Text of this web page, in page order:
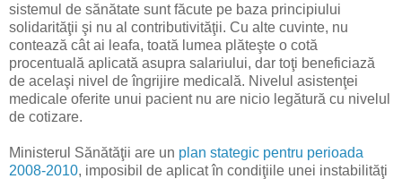
sistemul de sănătate sunt făcute pe baza principiului
solidarităţii şi nu al contributivităţii. Cu alte cuvinte, nu
contează cât ai leafa, toată lumea plăteşte o cotă
procentuală aplicată asupra salariului, dar toţi beneficiază
de acelaşi nivel de îngrijire medicală. Nivelul asistenţei
medicale oferite unui pacient nu are nicio legătură cu nivelul
de cotizare.
Ministerul Sănătăţii are un plan stategic pentru perioada
2008-2010, imposibil de aplicat în condiţiile unei instabilităţi